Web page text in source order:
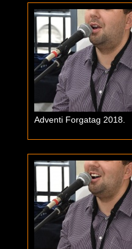
Adventi Forgatag 2018.